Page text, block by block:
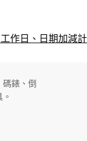
作日、日期加減計
碼錶、倒